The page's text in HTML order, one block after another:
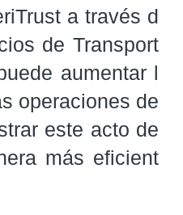
a través d
de Transport
aumentar l
operaciones de
este acto de
más eficient